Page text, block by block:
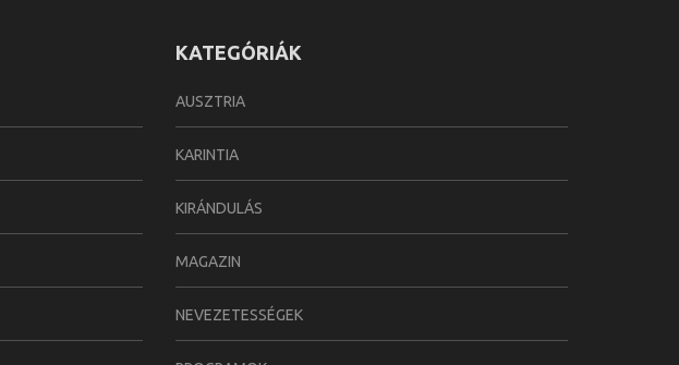
KATEGÓRIÁK
AUSZTRIA
KARINTIA
KIRÁNDULÁS
MAGAZIN
NEVEZETESSÉGEK